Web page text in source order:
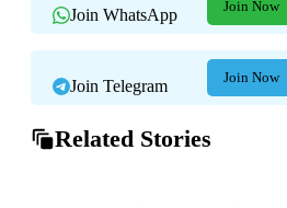
Join WhatsApp Join Now
Join Telegram Join Now
Related Stories